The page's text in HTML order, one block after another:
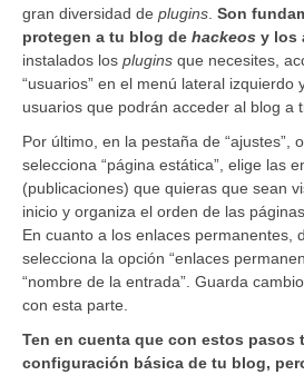
gran diversidad de plugins Son
protegen a tu blog de hackeos y los
instalados los plugins que necesites,
“usuarios” en el menú lateral izquierdo
usuarios que podrán acceder al blog a
Por último, en la pestaña de “ajustes”,
selecciona “página estática”, elige las
(publicaciones) que quieras que sean
inicio y organiza el orden de las
En cuanto a los enlaces permanentes,
selecciona la opción “enlaces
“nombre de la entrada”. Guarda
con esta parte.
Ten en cuenta que con estos pasos
configuración básica de tu blog,